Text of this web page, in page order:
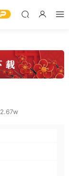
2.67w